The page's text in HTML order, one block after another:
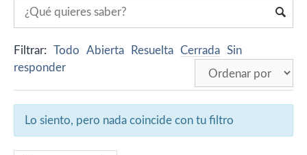
Filtrar: Todo Abierta Resuelta Cerrada Sin
responder
Lo siento, pero nada coincide con tu filtro